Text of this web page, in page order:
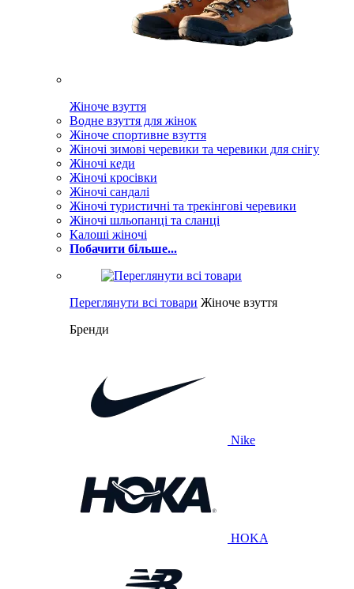
Жіноче взуття
Водне взуття для жінок
Жіноче спортивне взуття
Жіночі зимові черевики та черевики для снігу
Жіночі кеди
Жіночі кросівки
Жіночі сандалі
Жіночі туристичні та трекінгові черевики
Жіночі шльопанці та сланці
Калоші жіночі
Побачити більше...
Переглянути всі товари Жіноче взуття
Бренди
Nike
HOKA